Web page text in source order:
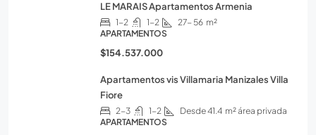
LE MARAIS Apartamentos Armenia
1-2 1-2 27- 56 m²
APARTAMENTOS
$154.537.000
Apartamentos vis Villamaria Manizales Villa
Fiore
2-3 1-2 Desde 41.4 m² área privada
APARTAMENTOS